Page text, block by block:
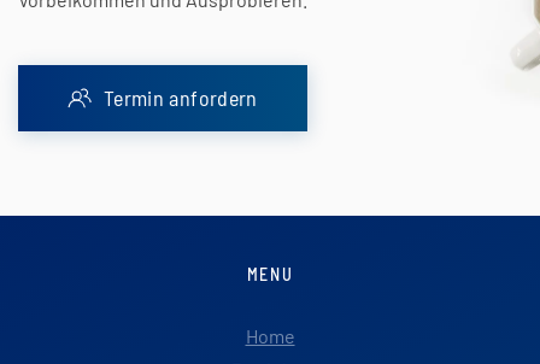
Termin anfordern
MENU
Home